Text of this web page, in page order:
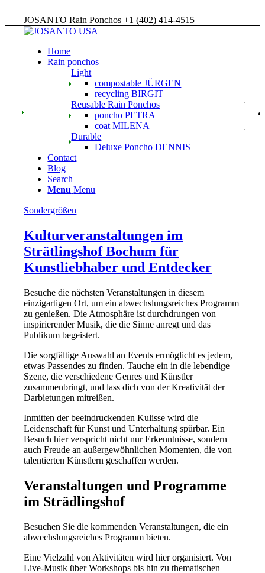
JOSANTO Rain Ponchos +1 (402) 414-4515
Home
Rain ponchos
Light
compostable JÜRGEN
recycling BIRGIT
Reusable Rain Ponchos
poncho PETRA
coat MILENA
Durable
Deluxe Poncho DENNIS
Contact
Blog
Search
Menu Menu
Sondergrößen
Kulturveranstaltungen im
Strätlingshof Bochum für
Kunstliebhaber und Entdecker
Besuche die nächsten Veranstaltungen in diesem
einzigartigen Ort, um ein abwechslungsreiches Programm
zu genießen. Die Atmosphäre ist durchdrungen von
inspirierender Musik, die die Sinne anregt und das
Publikum begeistert.
Die sorgfältige Auswahl an Events ermöglicht es jedem,
etwas Passendes zu finden. Tauche ein in die lebendige
Szene, die verschiedene Genres und Künstler
zusammenbringt, und lass dich von der Kreativität der
Darbietungen mitreißen.
Inmitten der beeindruckenden Kulisse wird die
Leidenschaft für Kunst und Unterhaltung spürbar. Ein
Besuch hier verspricht nicht nur Erkenntnisse, sondern
auch Freude an außergewöhnlichen Momenten, die von
talentierten Künstlern geschaffen werden.
Veranstaltungen und Programme
im Strädlingshof
Besuchen Sie die kommenden Veranstaltungen, die ein
abwechslungsreiches Programm bieten.
Eine Vielzahl von Aktivitäten wird hier organisiert. Von
Live-Musik über Workshops bis hin zu thematischen